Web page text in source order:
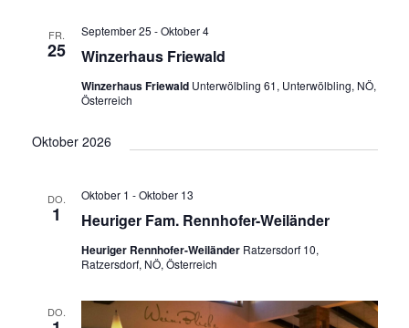
FR.
25 Winzerhaus Friewald
September 25 -Oktober 4
Winzerhaus Friewald Unterwölbling 61, Unterwölbling, NÖ,
Österreich
Oktober 2026
DO.
1 Heuriger Fam. Rennhofer-Weiländer
Oktober 1 -Oktober 13
Heuriger Rennhofer-Weiländer Ratzersdorf 10,
Ratzersdorf, NÖ, Österreich
DO.